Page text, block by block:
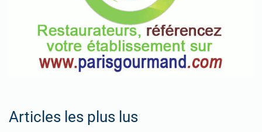
Articles les plus lus